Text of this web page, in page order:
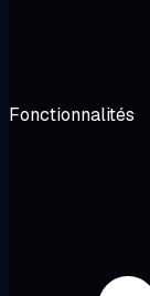
Fonctionnalités